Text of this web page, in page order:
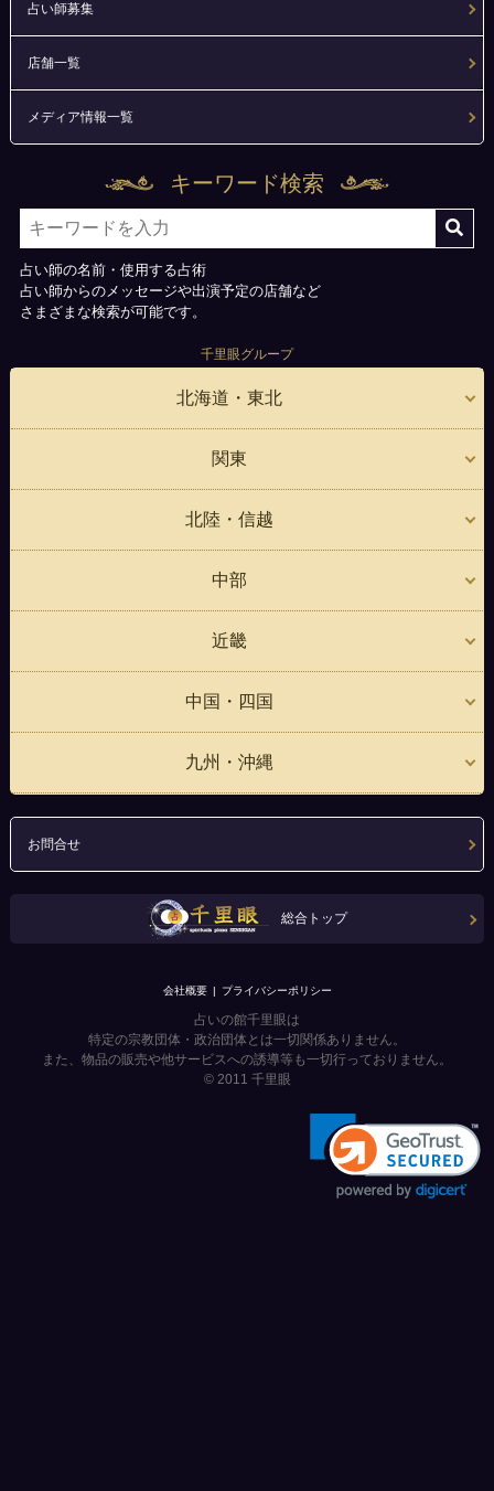
占い師募集
店舗一覧
メディア情報一覧
キーワード検索
占い師の名前・使用する占術
占い師からのメッセージや出演予定の店舗など
さまざまな検索が可能です。
千里眼グループ
北海道・東北
関東
北陸・信越
中部
近畿
中国・四国
九州・沖縄
お問合せ
総合トップ
会社概要 プライバシーポリシー
占いの館千里眼は
特定の宗教団体・政治団体とは一切関係ありません。
また、物品の販売や他サービスへの誘導等も一切行っておりません。
© 2011 千里眼